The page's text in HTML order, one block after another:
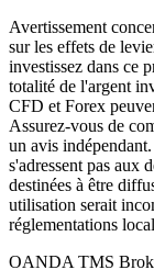
Avertissement
sur les effets de
investissez dans ce
totalité de l'argent
CFD et Forex
Assurez-vous de
un avis
s'adressent pas aux
destinées à être
utilisation serait
réglementations
OANDA TMS